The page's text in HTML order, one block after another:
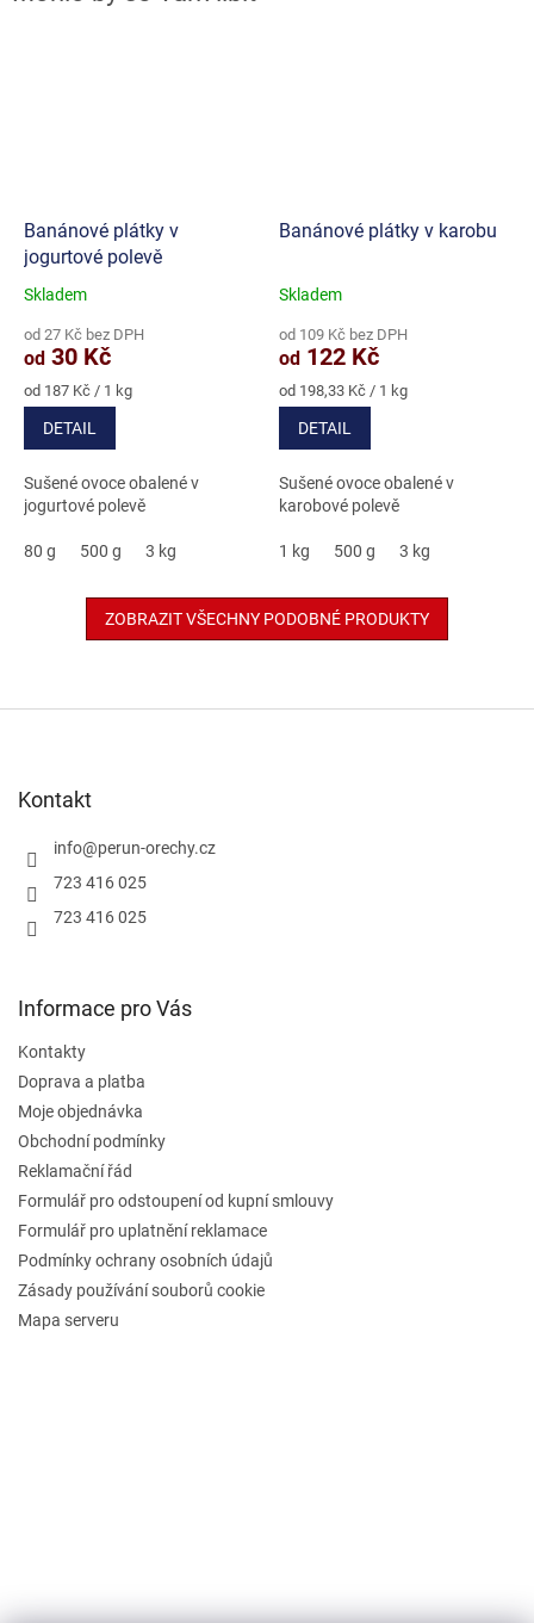
Banánové plátky v
jogurtové polevě
Průměrné
produktu
je
5,0
z
hvězdiček.
Skladem
od 27 Kč bez DPH
od 30 Kč
Měrná
cena:
od 187 Kč / 1 kg
DETAIL
Sušené ovoce obalené v
jogurtové polevě
80 g 500 g 3 kg
Banánové plátky v karobu
Průměrné
produktu
je
4,7
z
hvězdiček.
Skladem
od 109 Kč bez DPH
od 122 Kč
Měrná
cena:
od 198,33 Kč / 1 kg
DETAIL
Sušené ovoce obalené v
karobové polevě
1 kg 500 g 3 kg
ZOBRAZIT VŠECHNY PODOBNÉ PRODUKTY
Kontakt
info@perun-orechy.cz
723 416 025
723 416 025
Informace pro Vás
Kontakty
Doprava a platba
Moje objednávka
Obchodní podmínky
Reklamační řád
Formulář pro odstoupení od kupní smlouvy
Formulář pro uplatnění reklamace
Podmínky ochrany osobních údajů
Zásady používání souborů cookie
Mapa serveru